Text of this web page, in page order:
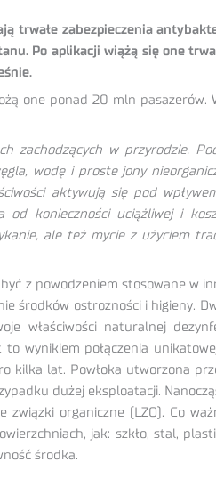
trwałe zabezpieczenia
Po aplikacji wiążą się one
one ponad 20 mln
zachodzących w przyrodzie.
wodę i proste jony
aktywują się pod
konieczności uciążliwej i
ale też mycie z użyciem
z powodzeniem stosowane w
środków ostrożności i higieny.
właściwości naturalnej
to wynikiem połączenia
lat. Powłoka utworzona
dużej eksploatacji.
organiczne (LZO). Co
jak: szkło, stal,
środka.